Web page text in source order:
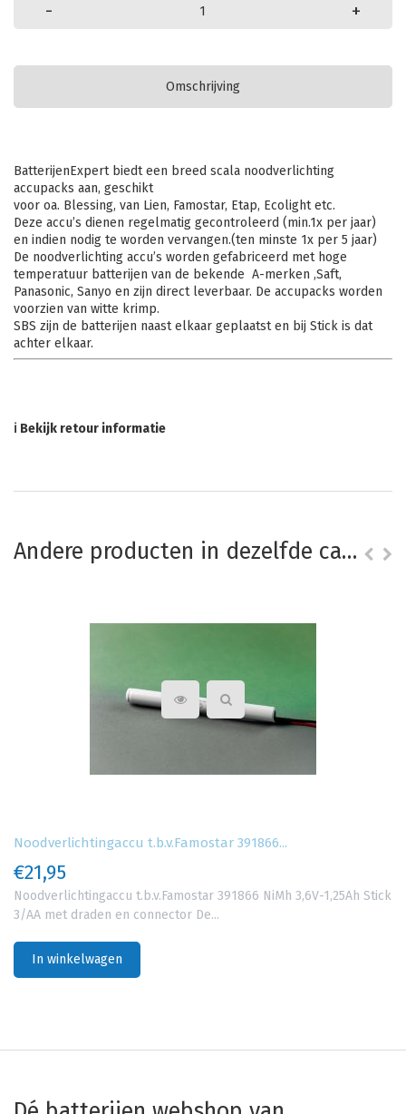
- +
Omschrijving
BatterijenExpert biedt een breed scala noodverlichting
accupacks aan, geschikt
voor oa. Blessing, van Lien, Famostar, Etap, Ecolight etc.
Deze accu’s dienen regelmatig gecontroleerd (min.1x per jaar)
en indien nodig te worden vervangen.(ten minste 1x per 5 jaar)
De noodverlichting accu’s worden gefabriceerd met hoge
temperatuur batterijen van de bekende A-merken ,Saft,
Panasonic, Sanyo en zijn direct leverbaar. De accupacks worden
voorzien van witte krimp.
SBS zijn de batterijen naast elkaar geplaatst en bij Stick is dat
achter elkaar.
ℹ Bekijk retour informatie
Andere producten in dezelfde categorie
Noodverlichtingaccu t.b.v.Famostar 391866...
€21,95
Noodverlichtingaccu t.b.v.Famostar 391866 NiMh 3,6V-1,25Ah Stick
3/AA met draden en connector De...
In winkelwagen